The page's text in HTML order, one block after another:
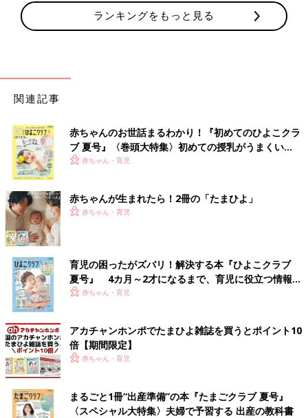
ランキングをもっと見る
関連記事
赤ちゃんのお世話まるわかり！『初めてのひよこクラ
ブ 夏号』〈巻頭大特集〉初めての授乳がうまくい
く！ おっぱい・ミルクの基本と夏のトラブル 解決テ
赤ちゃん・育児
赤ちゃんが生まれたら！2冊の「たまひよ」
赤ちゃん・育児
育児の困ったがズバリ！解決する本『ひよこクラブ
夏号』 4カ月～2才になるまで、育児に役立つ情報が
いっぱい！
赤ちゃん・育児
アカチャンホンポでたまひよ雑誌を買うとポイント10
倍【期間限定】
赤ちゃん・育児
まるごと1冊“出産準備”の本『たまごクラブ 夏号』
〈スペシャル大特集〉夫婦で予習する 出産の教科書